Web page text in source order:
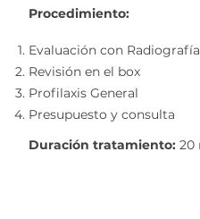
Procedimiento:
Evaluación con Radiografía
Revisión en el box
Profilaxis General
Presupuesto y consulta
Duración tratamiento: 20